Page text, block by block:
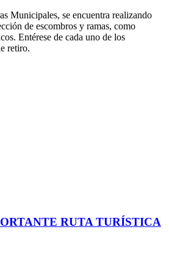
Municipales, se encuentra realizando
de escombros y ramas, como
Entérese de cada uno de los
retiro.
RUTA TURÍSTICA